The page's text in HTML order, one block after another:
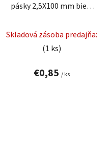
pásky 2,5X100 mm biela
Skladová zásoba predajňa:
(1 ks)
€0,85 / ks